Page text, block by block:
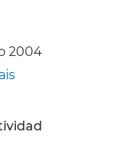
2004